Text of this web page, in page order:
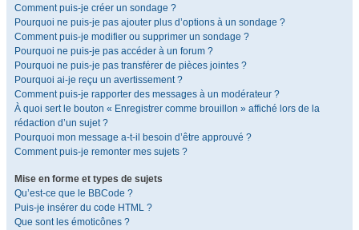
Comment puis-je créer un sondage ?
Pourquoi ne puis-je pas ajouter plus d’options à un sondage ?
Comment puis-je modifier ou supprimer un sondage ?
Pourquoi ne puis-je pas accéder à un forum ?
Pourquoi ne puis-je pas transférer de pièces jointes ?
Pourquoi ai-je reçu un avertissement ?
Comment puis-je rapporter des messages à un modérateur ?
À quoi sert le bouton « Enregistrer comme brouillon » affiché lors de la
rédaction d’un sujet ?
Pourquoi mon message a-t-il besoin d’être approuvé ?
Comment puis-je remonter mes sujets ?
Mise en forme et types de sujets
Qu’est-ce que le BBCode ?
Puis-je insérer du code HTML ?
Que sont les émoticônes ?